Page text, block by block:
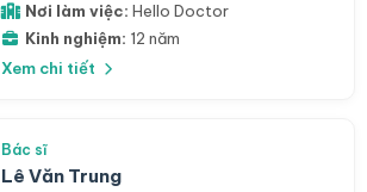
Nơi làm việc: Hello Doctor
Kinh nghiệm: 12 năm
Xem chi tiết
Bác sĩ
Lê Văn Trung